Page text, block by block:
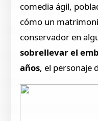
comedia ágil,
cómo un
conservador en
sobrellevar el
años, el personaje